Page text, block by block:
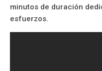
minutos de duración
esfuerzos.